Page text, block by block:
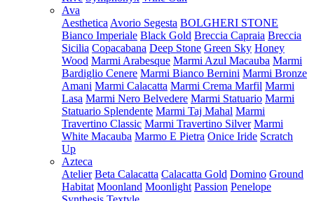
Ava
Aesthetica Avorio Segesta BOLGHERI STONE
Bianco Imperiale Black Gold Breccia Capraia Breccia
Sicilia Copacabana Deep Stone Green Sky Honey
Wood Marmi Arabesque Marmi Azul Macauba Marmi
Bardiglio Cenere Marmi Bianco Bernini Marmi Bronze
Amani Marmi Calacatta Marmi Crema Marfil Marmi
Lasa Marmi Nero Belvedere Marmi Statuario Marmi
Statuario Splendente Marmi Taj Mahal Marmi
Travertino Classic Marmi Travertino Silver Marmi
White Macauba Marmo E Pietra Onice Iride Scratch
Up
Azteca
Atelier Beta Calacatta Calacatta Gold Domino Ground
Habitat Moonland Moonlight Passion Penelope